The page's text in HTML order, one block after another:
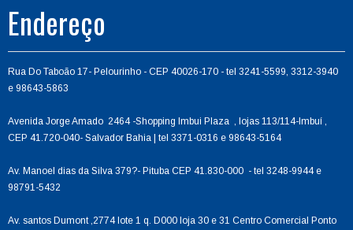
Endereço
Rua Do Taboão 17- Pelourinho - CEP 40026-170 - tel 3241-5599, 3312-3940
e 98643-5863
Avenida Jorge Amado 2464 -Shopping Imbui Plaza , lojas 113/114-Imbuí ,
CEP 41.720-040- Salvador Bahia | tel 3371-0316 e 98643-5164
Av. Manoel dias da Silva 379?- Pituba CEP 41.830-000 - tel 3248-9944 e
98791-5432
Av. santos Dumont ,2774 lote 1 q. D000 loja 30 e 31 Centro Comercial Ponto